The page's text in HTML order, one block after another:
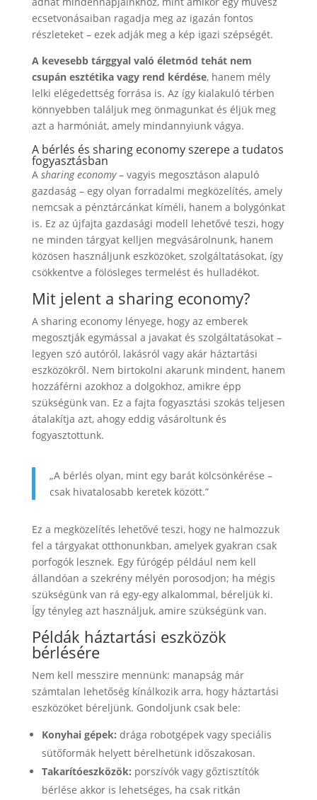
ecsetvonásaiban ragadja meg az igazán fontos
részleteket – ezek adják meg a kép igazi szépségét.
A kevesebb tárggyal való életmód tehát nem
csupán esztétika vagy rend kérdése, hanem mély
lelki elégedettség forrása is. Az így kialakuló térben
könnyebben találjuk meg önmagunkat és éljük meg
azt a harmóniát, amely mindannyiunk vágya.
A bérlés és sharing economy szerepe a tudatos
fogyasztásban
A sharing economy– vagyis megosztáson alapuló
gazdaság – egy olyan forradalmi megközelítés, amely
nemcsak a pénztárcánkat kíméli, hanem a bolygónkat
is. Ez az újfajta gazdasági modell lehetővé teszi, hogy
ne minden tárgyat kelljen megvásárolnunk, hanem
közösen használjunk eszközöket, szolgáltatásokat, így
csökkentve a fölösleges termelést és hulladékot.
Mit jelent a sharing economy?
A sharing economy lényege, hogy az emberek
megosztják egymással a javakat és szolgáltatásokat –
legyen szó autóról, lakásról vagy akár háztartási
eszközökről. Nem birtokolni akarunk mindent, hanem
hozzáférni azokhoz a dolgokhoz, amikre épp
szükségünk van. Ez a fajta fogyasztási szokás teljesen
átalakítja azt, ahogy eddig vásároltunk és
fogyasztottunk.
„A bérlés olyan, mint egy barát kölcsönkérése –
csak hivatalosabb keretek között.”
Ez a megközelítés lehetővé teszi, hogy ne halmozzuk
fel a tárgyakat otthonunkban, amelyek gyakran csak
porfogók lesznek. Egy fúrógép például nem kell
állandóan a szekrény mélyén porosodjon; ha mégis
szükségünk van rá egy-egy alkalommal, béreljük ki.
Így tényleg azt használjuk, amire szükségünk van.
Példák háztartási eszközök
bérlésére
Nem kell messzire mennünk: manapság már
számtalan lehetőség kínálkozik arra, hogy háztartási
eszközöket béreljünk. Gondoljunk csak bele:
Konyhai gépek: drága robotgépek vagy speciális
sütőformák helyett bérelhetünk időszakosan.
Takarítóeszközök: porszívók vagy gőztisztítók
bérlése akkor is lehetséges, ha csak ritkán